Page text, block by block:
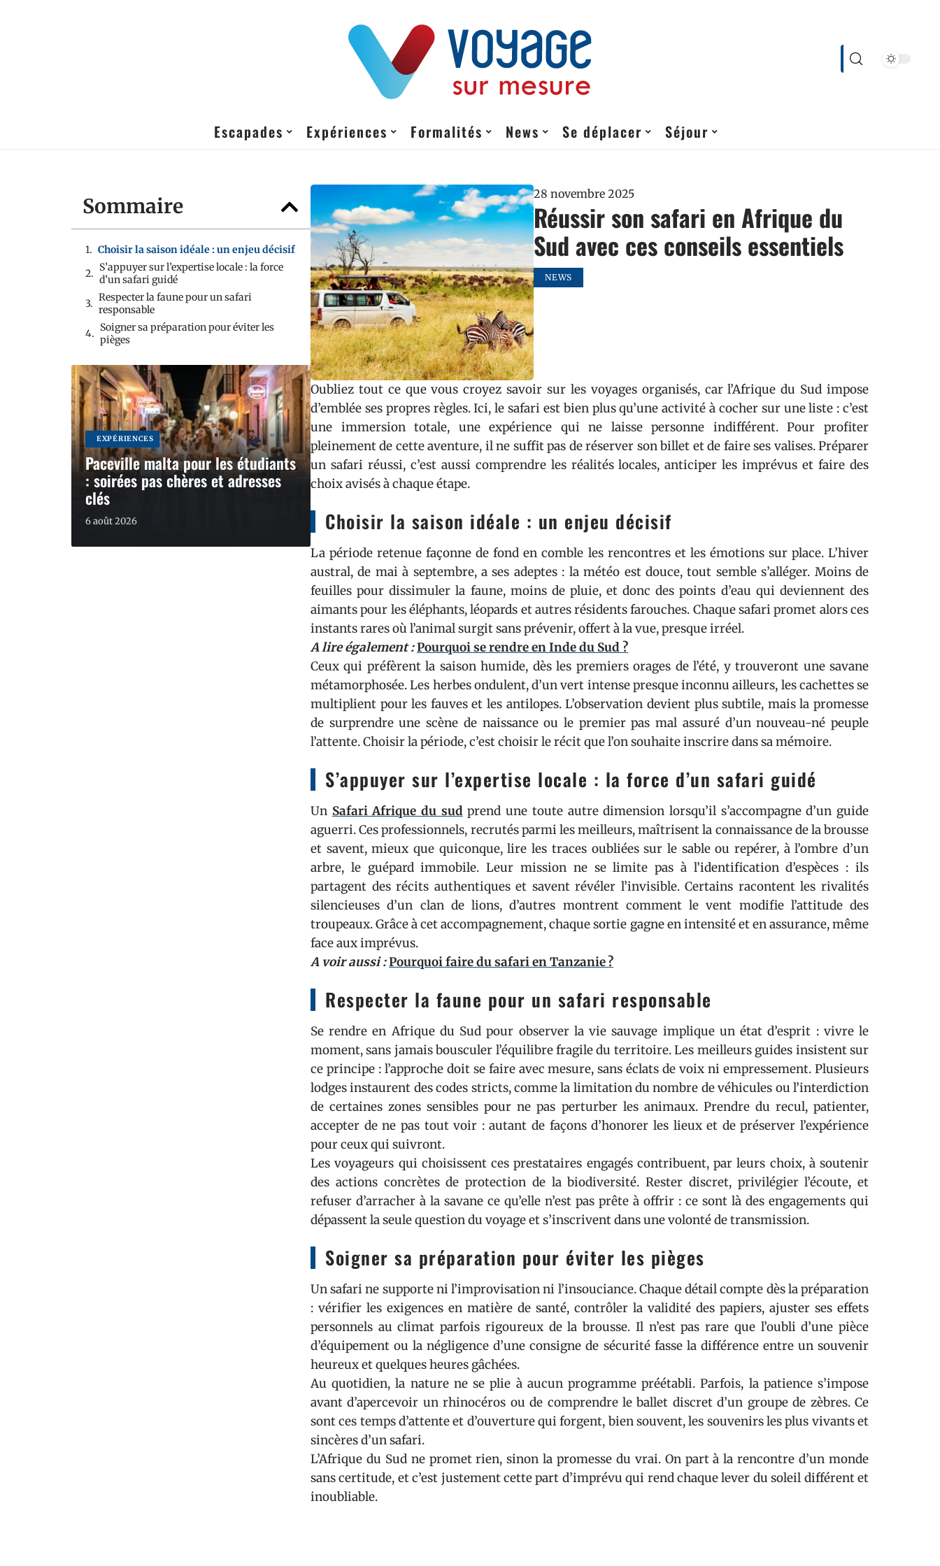
Escapades Expériences Formalités News Se déplacer Séjour
Sommaire
Choisir la saison idéale : un enjeu décisif
S’appuyer sur l’expertise locale : la force
d’un safari guidé
Respecter la faune pour un safari
responsable
Soigner sa préparation pour éviter les
pièges
EXPÉRIENCES
Paceville malta pour les étudiants
: soirées pas chères et adresses
clés
6 août 2026
28 novembre 2025
Réussir son safari en Afrique du
Sud avec ces conseils essentiels
NEWS
Oubliez tout ce que vous croyez savoir sur les voyages organisés, car l’Afrique du Sud impose
d’emblée ses propres règles. Ici, le safari est bien plus qu’une activité à cocher sur une liste : c’est
une immersion totale, une expérience qui ne laisse personne indifférent. Pour profiter
pleinement de cette aventure, il ne suffit pas de réserver son billet et de faire ses valises. Préparer
un safari réussi, c’est aussi comprendre les réalités locales, anticiper les imprévus et faire des
choix avisés à chaque étape.
Choisir la saison idéale : un enjeu décisif
La période retenue façonne de fond en comble les rencontres et les émotions sur place. L’hiver
austral, de mai à septembre, a ses adeptes : la météo est douce, tout semble s’alléger. Moins de
feuilles pour dissimuler la faune, moins de pluie, et donc des points d’eau qui deviennent des
aimants pour les éléphants, léopards et autres résidents farouches. Chaque safari promet alors ces
instants rares où l’animal surgit sans prévenir, offert à la vue, presque irréel.
A lire également :Pourquoi se rendre en Inde du Sud ?
Ceux qui préfèrent la saison humide, dès les premiers orages de l’été, y trouveront une savane
métamorphosée. Les herbes ondulent, d’un vert intense presque inconnu ailleurs, les cachettes se
multiplient pour les fauves et les antilopes. L’observation devient plus subtile, mais la promesse
de surprendre une scène de naissance ou le premier pas mal assuré d’un nouveau-né peuple
l’attente. Choisir la période, c’est choisir le récit que l’on souhaite inscrire dans sa mémoire.
S’appuyer sur l’expertise locale : la force d’un safari guidé
Un Safari Afrique du sud prend une toute autre dimension lorsqu’il s’accompagne d’un guide
aguerri. Ces professionnels, recrutés parmi les meilleurs, maîtrisent la connaissance de la brousse
et savent, mieux que quiconque, lire les traces oubliées sur le sable ou repérer, à l’ombre d’un
arbre, le guépard immobile. Leur mission ne se limite pas à l’identification d’espèces : ils
partagent des récits authentiques et savent révéler l’invisible. Certains racontent les rivalités
silencieuses d’un clan de lions, d’autres montrent comment le vent modifie l’attitude des
troupeaux. Grâce à cet accompagnement, chaque sortie gagne en intensité et en assurance, même
face aux imprévus.
A voir aussi :Pourquoi faire du safari en Tanzanie ?
Respecter la faune pour un safari responsable
Se rendre en Afrique du Sud pour observer la vie sauvage implique un état d’esprit : vivre le
moment, sans jamais bousculer l’équilibre fragile du territoire. Les meilleurs guides insistent sur
ce principe : l’approche doit se faire avec mesure, sans éclats de voix ni empressement. Plusieurs
lodges instaurent des codes stricts, comme la limitation du nombre de véhicules ou l’interdiction
de certaines zones sensibles pour ne pas perturber les animaux. Prendre du recul, patienter,
accepter de ne pas tout voir : autant de façons d’honorer les lieux et de préserver l’expérience
pour ceux qui suivront.
Les voyageurs qui choisissent ces prestataires engagés contribuent, par leurs choix, à soutenir
des actions concrètes de protection de la biodiversité. Rester discret, privilégier l’écoute, et
refuser d’arracher à la savane ce qu’elle n’est pas prête à offrir : ce sont là des engagements qui
dépassent la seule question du voyage et s’inscrivent dans une volonté de transmission.
Soigner sa préparation pour éviter les pièges
Un safari ne supporte ni l’improvisation ni l’insouciance. Chaque détail compte dès la préparation
: vérifier les exigences en matière de santé, contrôler la validité des papiers, ajuster ses effets
personnels au climat parfois rigoureux de la brousse. Il n’est pas rare que l’oubli d’une pièce
d’équipement ou la négligence d’une consigne de sécurité fasse la différence entre un souvenir
heureux et quelques heures gâchées.
Au quotidien, la nature ne se plie à aucun programme préétabli. Parfois, la patience s’impose
avant d’apercevoir un rhinocéros ou de comprendre le ballet discret d’un groupe de zèbres. Ce
sont ces temps d’attente et d’ouverture qui forgent, bien souvent, les souvenirs les plus vivants et
sincères d’un safari.
L’Afrique du Sud ne promet rien, sinon la promesse du vrai. On part à la rencontre d’un monde
sans certitude, et c’est justement cette part d’imprévu qui rend chaque lever du soleil différent et
inoubliable.